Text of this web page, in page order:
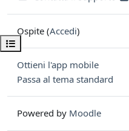
Apri indice del corso
Ospite (Accedi)
Ottieni l'app mobile
Passa al tema standard
Powered by Moodle